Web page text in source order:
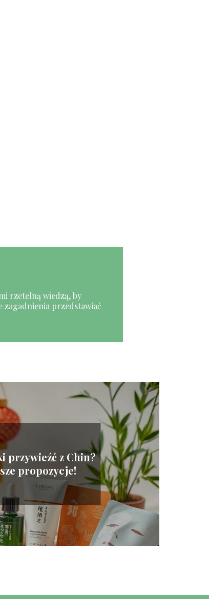
rzetelną wiedzą, by
zagadnienia przedstawiać
przywieźć z Chin?
propozycje!